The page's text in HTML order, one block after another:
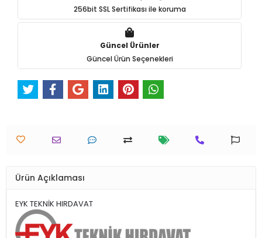
256bit SSL Sertifikası ile koruma
Güncel Ürünler
Güncel Ürün Seçenekleri
Ürün Açıklaması
EYK TEKNİK HIRDAVAT